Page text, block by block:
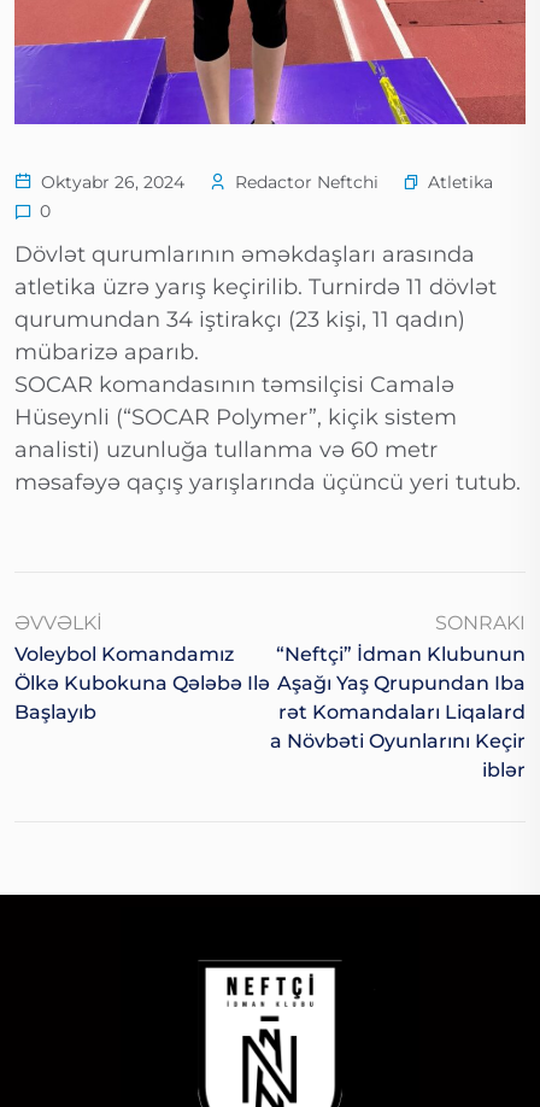
Oktyabr 26, 2024 Redactor Neftchi
Atletika
0
Dövlət qurumlarının əməkdaşları arasında
atletika üzrə yarış keçirilib. Turnirdə 11 dövlət
qurumundan 34 iştirakçı (23 kişi, 11 qadın)
mübarizə aparıb.
SOCAR komandasının təmsilçisi Camalə
Hüseynli (“SOCAR Polymer”, kiçik sistem
analisti) uzunluğa tullanma və 60 metr
məsafəyə qaçış yarışlarında üçüncü yeri tutub.
ƏVVƏLKI
Voleybol Komandamız
Ölkə Kubokuna Qələbə Ilə
Başlayıb
SONRAKI
“Neftçi” İdman Klubunun
Aşağı Yaş Qrupundan Iba
Rət Komandaları Liqalard
A Növbəti Oyunlarını Keçir
Iblər